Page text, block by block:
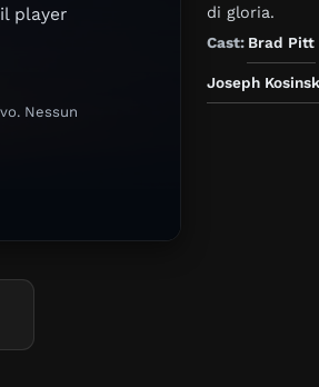
player
Nessun
di gloria.
Cast: Brad Pitt
Joseph